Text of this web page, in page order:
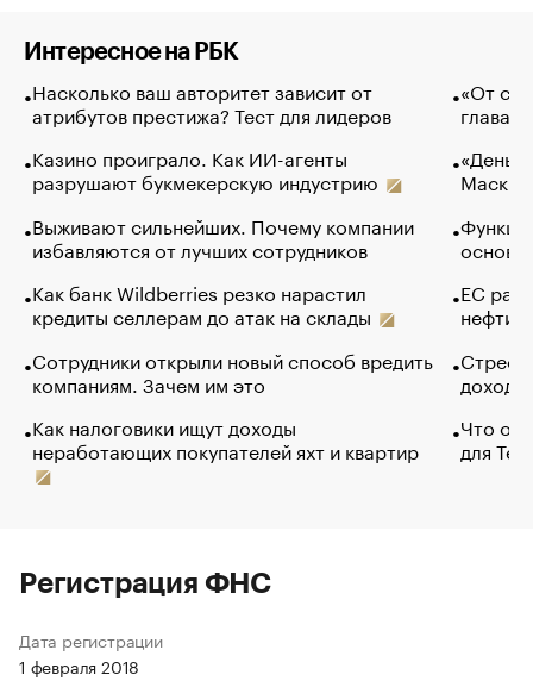
Интересное на РБК
Насколько ваш авторитет зависит от
атрибутов престижа? Тест для лидеров
Казино проиграло. Как ИИ-агенты
разрушают букмекерскую индустрию
Выживают сильнейших. Почему компании
избавляются от лучших сотрудников
Как банк Wildberries резко нарастил
кредиты селлерам до атак на склады
Сотрудники открыли новый способ вредить
компаниям. Зачем им это
Как налоговики ищут доходы
неработающих покупателей яхт и квартир
«От
глава
Маск в
основ
ЕС
нефти
Что
для
Регистрация ФНС
Дата регистрации
1 февраля 2018